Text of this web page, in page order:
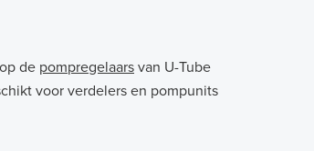
de pompregelaars van U-Tube
voor verdelers en pompunits